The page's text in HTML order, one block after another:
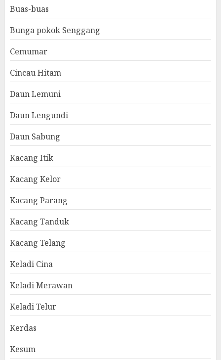
Buas-buas
Bunga pokok Senggang
Cemumar
Cincau Hitam
Daun Lemuni
Daun Lengundi
Daun Sabung
Kacang Itik
Kacang Kelor
Kacang Parang
Kacang Tanduk
Kacang Telang
Keladi Cina
Keladi Merawan
Keladi Telur
Kerdas
Kesum